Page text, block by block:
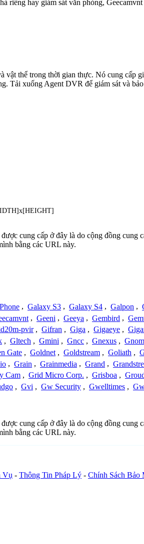
hay giám sát văn phòng,
thể trong thời gian thực. Nó cung cấp
Tải xuống Agent DVR để giám sát và
cung cấp ở đây là do cộng đồng cung
bằng các URL này.
, Galaxy S3 , Galaxy S4 , Galpon ,
, Geeni , Geeya , Gembird ,
pvir , Gifran , Giga , Gigaeye ,
, Gltech , Gmini , Gncc , Gnexus ,
Gate , Goldnet , Goldstream , Goliath ,
, Grain , Grainmedia , Grand ,
Cam , Grid Micro Corp. , Grisboa ,
, Gvi , Gw Security , Gwelltimes ,
cung cấp ở đây là do cộng đồng cung
bằng các URL này.
Vụ - Thông Tin Pháp Lý - Chính Sách Bảo